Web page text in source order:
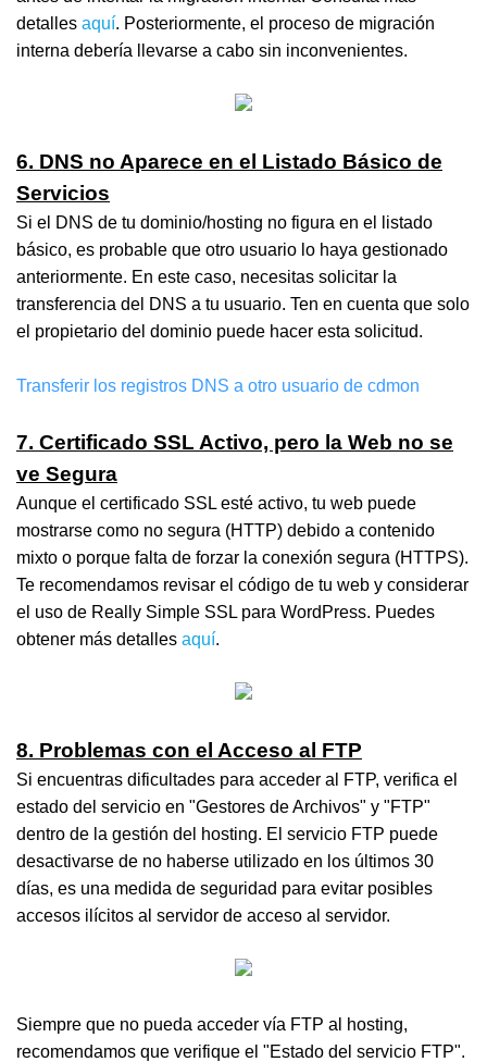
detalles aquí. Posteriormente, el proceso de migración
interna debería llevarse a cabo sin inconvenientes.
6. DNS no Aparece en el Listado Básico de
Servicios
Si el DNS de tu dominio/hosting no figura en el listado
básico, es probable que otro usuario lo haya gestionado
anteriormente. En este caso, necesitas solicitar la
transferencia del DNS a tu usuario. Ten en cuenta que solo
el propietario del dominio puede hacer esta solicitud.
Transferir los registros DNS a otro usuario de cdmon
7. Certificado SSL Activo, pero la Web no se
ve Segura
Aunque el certificado SSL esté activo, tu web puede
mostrarse como no segura (HTTP) debido a contenido
mixto o porque falta de forzar la conexión segura (HTTPS).
Te recomendamos revisar el código de tu web y considerar
el uso de Really Simple SSL para WordPress. Puedes
obtener más detalles aquí.
8. Problemas con el Acceso al FTP
Si encuentras dificultades para acceder al FTP, verifica el
estado del servicio en "Gestores de Archivos" y "FTP"
dentro de la gestión del hosting. El servicio FTP puede
desactivarse de no haberse utilizado en los últimos 30
días, es una medida de seguridad para evitar posibles
accesos ilícitos al servidor de acceso al servidor.
Siempre que no pueda acceder vía FTP al hosting,
recomendamos que verifique el "Estado del servicio FTP".